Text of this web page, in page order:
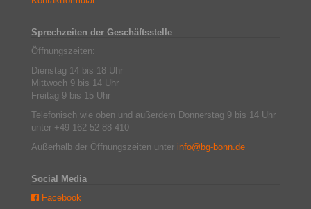
Sprechzeiten der Geschäftsstelle
Öffnungszeiten:
Dienstag 14 bis 18 Uhr
Mittwoch 9 bis 14 Uhr
Freitag 9 bis 15 Uhr
Telefonisch wie oben und außerdem Donnerstag 9 bis 14 Uhr
unter +49 162 52 88 410
Außerhalb der Öffnungszeiten unter info@bg-bonn.de
Social Media
Facebook